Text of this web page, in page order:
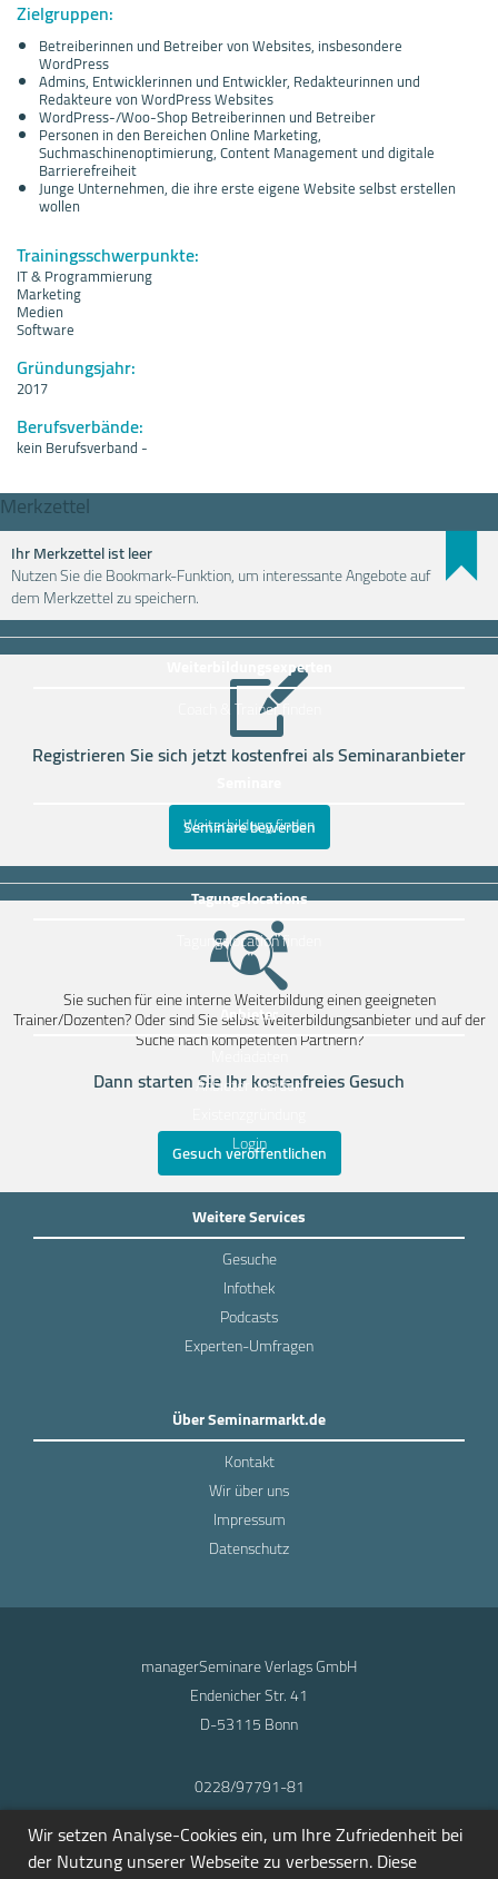
Zielgruppen:
Betreiberinnen und Betreiber von Websites, insbesondere
WordPress
Admins, Entwicklerinnen und Entwickler, Redakteurinnen und
Redakteure von WordPress Websites
WordPress-/Woo-Shop Betreiberinnen und Betreiber
Personen in den Bereichen Online Marketing,
Suchmaschinenoptimierung, Content Management und digitale
Barrierefreiheit
Junge Unternehmen, die ihre erste eigene Website selbst erstellen
wollen
Trainingsschwerpunkte:
IT & Programmierung
Marketing
Medien
Software
Gründungsjahr:
2017
Berufsverbände:
kein Berufsverband -
Merkzettel
Ihr Merkzettel ist leer
Nutzen Sie die Bookmark-Funktion, um interessante Angebote auf
dem Merkzettel zu speichern.
Registrieren Sie sich jetzt kostenfrei als Seminaranbieter
Seminare bewerben
Sie suchen für eine interne Weiterbildung einen geeigneten
Trainer/Dozenten? Oder sind Sie selbst Weiterbildungsanbieter und auf der
Suche nach kompetenten Partnern?
Dann starten Sie Ihr kostenfreies Gesuch
Gesuch veröffentlichen
Weiterbildung einfach finden
Weiterbildungsexperten
Coach & Trainer finden
Weiterbildung finden
Tagungslocations
Tagungslocation finden
Anbieter
Mediadaten
Anbieter werden
Login
Weitere Services
Gesuche
Infothek
Podcasts
Experten-Umfragen
Über Seminarmarkt.de
Kontakt
Wir über uns
Impressum
Datenschutz
managerSeminare Verlags GmbH
Endenicher Str. 41
D-53115 Bonn
0228/97791-81
info@seminarmarkt.de
© 2001-2026
Wir setzen Analyse-Cookies ein, um Ihre Zufriedenheit bei
der Nutzung unserer Webseite zu verbessern. Diese